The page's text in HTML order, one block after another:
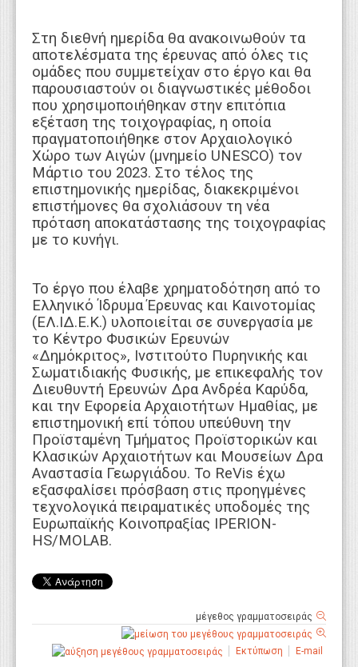
Στη διεθνή ημερίδα θα ανακοινωθούν τα
αποτελέσματα της έρευνας από όλες τις
ομάδες που συμμετείχαν στο έργο και θα
παρουσιαστούν οι διαγνωστικές μέθοδοι
που χρησιμοποιήθηκαν στην επιτόπια
εξέταση της τοιχογραφίας, η οποία
πραγματοποιήθηκε στον Αρχαιολογικό
Χώρο των Αιγών (μνημείο UNESCO) τον
Μάρτιο του 2023. Στο τέλος της
επιστημονικής ημερίδας, διακεκριμένοι
επιστήμονες θα σχολιάσουν τη νέα
πρόταση αποκατάστασης της τοιχογραφίας
με το κυνήγι.
Το έργο που έλαβε χρηματοδότηση από το
Ελληνικό Ίδρυμα Έρευνας και Καινοτομίας
(ΕΛ.ΙΔ.Ε.Κ.) υλοποιείται σε συνεργασία με
το Κέντρο Φυσικών Ερευνών
«Δημόκριτος», Ινστιτούτο Πυρηνικής και
Σωματιδιακής Φυσικής, με επικεφαλής τον
Διευθυντή Ερευνών Δρα Ανδρέα Καρύδα,
και την Εφορεία Αρχαιοτήτων Ημαθίας, με
επιστημονική επί τόπου υπεύθυνη την
Προϊσταμένη Τμήματος Προϊστορικών και
Κλασικών Αρχαιοτήτων και Μουσείων Δρα
Αναστασία Γεωργιάδου. Το ReVis έχω
εξασφαλίσει πρόσβαση στις προηγμένες
τεχνολογικά πειραματικές υποδομές της
Ευρωπαϊκής Κοινοπραξίας IPERION-
HS/MOLAB.
μέγεθος γραμματοσειράς
Εκτύπωση E-mail